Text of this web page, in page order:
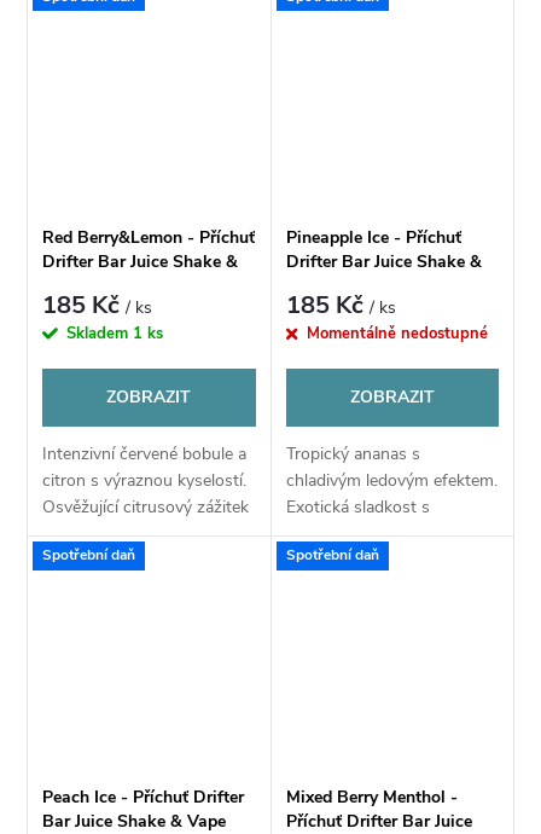
Red Berry&Lemon - Příchuť
Drifter Bar Juice Shake &
185 Kč/ ks
Skladem 1 ks
ZOBRAZIT
Intenzivní červené bobule a
citron s výraznou kyselostí.
Osvěžující citrusový zážitek
plný energie.
Pineapple Ice - Příchuť
Drifter Bar Juice Shake &
185 Kč/ ks
Momentálně nedostupné
ZOBRAZIT
Tropický ananas s
chladivým ledovým efektem.
Exotická sladkost s
mentolovou svěžestí.
Spotřební daň
Peach Ice - Příchuť Drifter
Bar Juice Shake & Vape
Spotřební daň
Mixed Berry Menthol -
Příchuť Drifter Bar Juice